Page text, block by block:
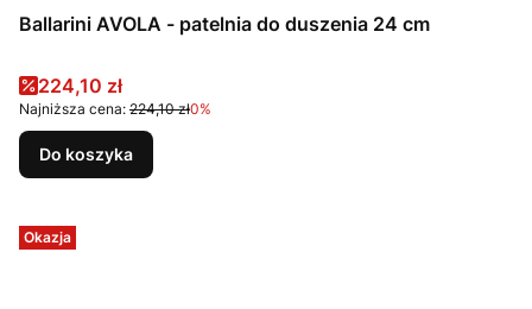
Ballarini AVOLA - patelnia do duszenia 24 cm
Cena promocyjna
224,10 zł
Najniższa cena: 224,10 zł0%
Do koszyka
Okazja